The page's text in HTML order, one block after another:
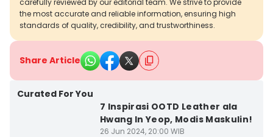
carefully reviewed by our editorial team. We strive to provide
the most accurate and reliable information, ensuring high
standards of quality, credibility, and trustworthiness.
Share Article
Curated For You
7 Inspirasi OOTD Leather ala
Hwang In Yeop, Modis Maskulin!
26 Jun 2024, 20:00 WIB